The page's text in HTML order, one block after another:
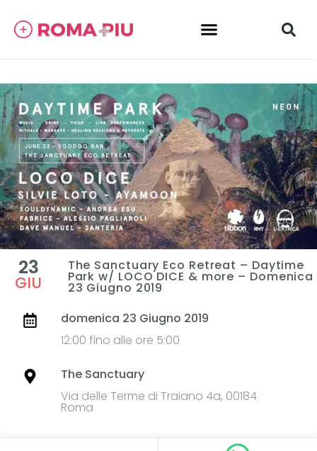
23
GIU
The Sanctuary Eco Retreat – Daytime
Park w/ LOCO DICE & more – Domenica
23 Giugno 2019
domenica 23 Giugno 2019
12:00 fino alle ore 5:00
The Sanctuary
Via delle Terme di Traiano 4a, 00184
Roma